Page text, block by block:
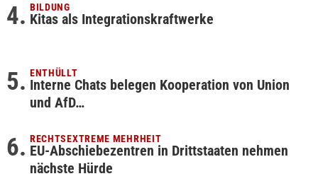
BILDUNG
Kitas als Integrationskraftwerke
ENTHÜLLT
Interne Chats belegen Kooperation von Union
und AfD…
RECHTSEXTREME MEHRHEIT
EU-Abschiebezentren in Drittstaaten nehmen
nächste Hürde